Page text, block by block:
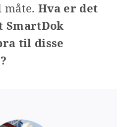
måte. Hva er det
SmartDok
til disse